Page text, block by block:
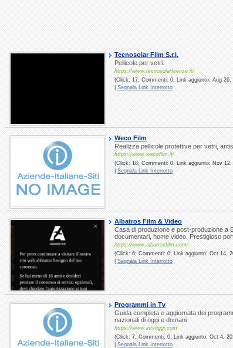
Tecnosolar Film S.r.l.
Pellicole per vetri.
https://www.tecnosolarfirenze.it/
(Click: 17; Commenti: 0; Link aggiunto: Aug 26,
|Segnala Link Interrotto
Weco Film
Realizza pellicole protettive per vetri,
https://www.wecofilm.it/
(Click: 18; Commenti: 0; Link aggiunto: Nov 12,
|Segnala Link Interrotto
Albatros Film & Video
Casa di produzione e post-produzione a
documentari, home video. Prestigioso
https://www.albatrosfilm.com/
(Click: 6; Commenti: 0; Link aggiunto: Oct 14,
|Segnala Link Interrotto
Programmi in Tv
Guida completa e aggiornata dei
nazionali di oggi e domani
https://www.intvoggi.com
(Click: 7; Commenti: 0; Link aggiunto: Oct 4,
|Segnala Link Interrotto